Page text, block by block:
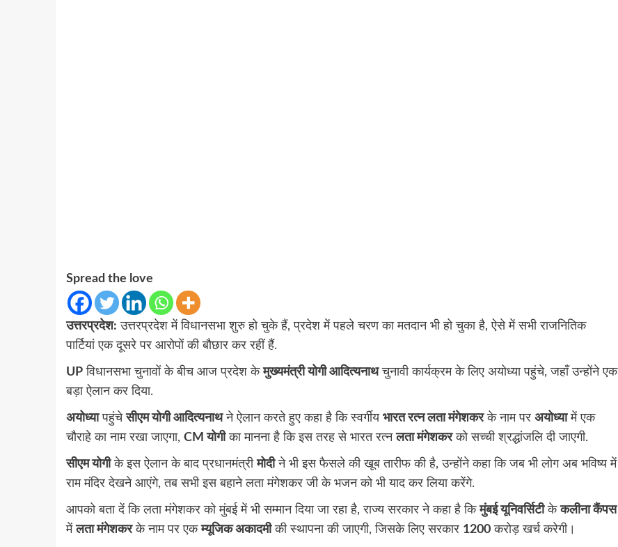
Spread the love
उत्तरप्रदेश: उत्तरप्रदेश में विधानसभा शुरु हो चुके हैं, प्रदेश में पहले चरण का मतदान भी हो चुका है, ऐसे में सभी राजनितिक
पार्टियां एक दूसरे पर आरोपों की बौछार कर रहीं हैं.
UPविधानसभा चुनावों के बीच आज प्रदेश केमुख्यमंत्री योगी आदित्यनाथचुनावी कार्यक्रम के लिए अयोध्या पहुंचे, जहाँ उन्होंने एक
बड़ा ऐलान कर दिया.
अयोध्यापहुंचेसीएम योगी आदित्यनाथने ऐलान करते हुए कहा है कि स्वर्गीय भारत रत्न लता मंगेशकरके नाम पर अयोध्यामें एक
चौराहे का नाम रखा जाएगा, CM योगीका मानना है कि इस तरह से भारत रत्नलता मंगेशकरको सच्ची श्रद्धांजलि दी जाएगी.
सीएम योगीके इस ऐलान के बाद प्रधानमंत्रीमोदीने भी इस फैसले की खूब तारीफ की है, उन्होंने कहा कि जब भी लोग अब भविष्य में
राम मंदिर देखने आएंगे, तब सभी इस बहाने लता मंगेशकर जी के भजन को भी याद कर लिया करेंगे.
आपको बता दें कि लता मंगेशकर को मुंबई में भी सम्मान दिया जा रहा है, राज्य सरकार ने कहा है किमुंबई यूनिवर्सिटीकेकलीना कैंपस
मेंलता मंगेशकरके नाम पर एकम्यूजिक अकादमीकी स्थापना की जाएगी, जिसके लिए सरकार 1200करोड़ खर्च करेगी।